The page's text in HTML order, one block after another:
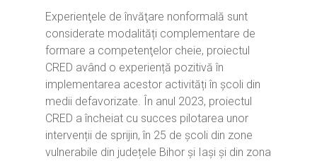
Experienţele de învăţare nonformală sunt
considerate modalități complementare de
formare a competenţelor cheie, proiectul
CRED având o experiență pozitivă în
implementarea acestor activități în școli din
medii defavorizate. În anul 2023, proiectul
CRED a încheiat cu succes pilotarea unor
intervenții de sprijin, în 25 de școli din zone
vulnerabile din județele Bihor și Iași și din zona